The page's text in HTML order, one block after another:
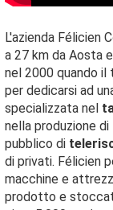
L'azienda Félicien
a 27 km da Aosta
nel 2000 quando
per dedicarsi ad
specializzata nel
nella produzione di
pubblico di
di privati. Félicien
macchine e
prodotto e